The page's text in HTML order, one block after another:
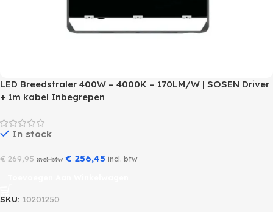
LED Breedstraler 400W – 4000K – 170LM/W | SOSEN Driver
+ 1m kabel Inbegrepen
In stock
€269,95 incl. btw € 256,45 incl. btw
SKU: 10201250